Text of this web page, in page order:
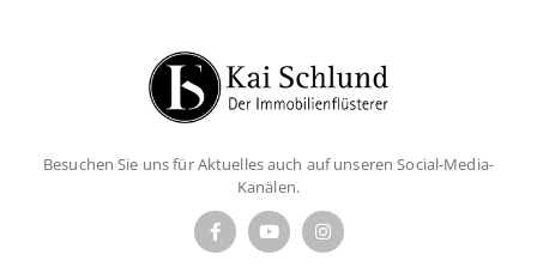
Besuchen Sie uns für Aktuelles auch auf unseren Social-Media-
Kanälen.